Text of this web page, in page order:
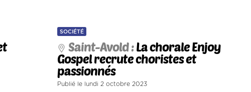
SOCIÉTÉ
Saint-Avold :La chorale Enjoy
Gospel recrute choristes et
passionnés
Publié le lundi 2 octobre 2023